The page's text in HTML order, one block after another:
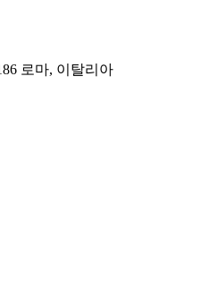
로마, 이탈리아